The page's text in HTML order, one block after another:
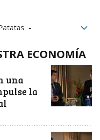
Eusko LabelECONOMÍA
una
la